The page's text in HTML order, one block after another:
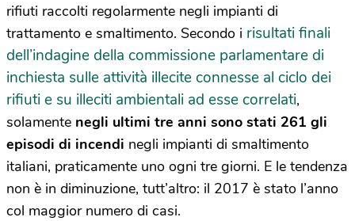
rifiuti raccolti regolarmente negli impianti di
trattamento e smaltimento. Secondo i risultati finali
dell’indagine della commissione parlamentare di
inchiesta sulle attività illecite connesse al ciclo dei
rifiuti e su illeciti ambientali ad esse correlati,
solamente negli ultimi tre anni sono stati 261 gli
episodi di incendi negli impianti di smaltimento
italiani, praticamente uno ogni tre giorni. E le tendenza
non è in diminuzione, tutt’altro: il 2017 è stato l’anno
col maggior numero di casi.